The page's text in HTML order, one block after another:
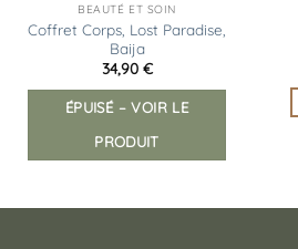
BEAUTÉ ET SOIN
Coffret Corps, Lost Paradise,
Baija
34,90 €
ÉPUISÉ – VOIR LE
PRODUIT